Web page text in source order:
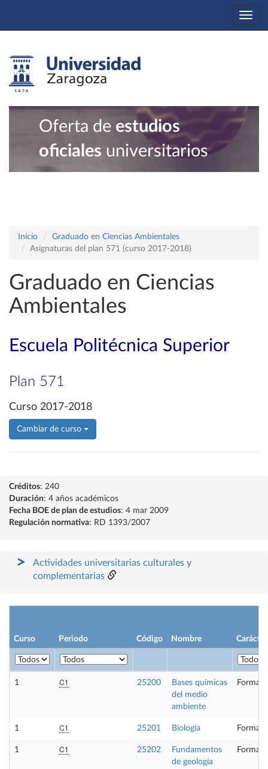
Oferta de estudios
oficiales universitarios
Inicio
Graduado en Ciencias Ambientales
Asignaturas del plan 571 (curso 2017-2018)
Graduado en Ciencias
Ambientales
Escuela Politécnica Superior
Plan 571
Curso 2017-2018
Cambiar de curso
Créditos: 240
Duración: 4 años académicos
Fecha BOE de plan de estudios: 4 mar 2009
Regulación normativa: RD 1393/2007
Actividades universitarias culturales y
complementarias
Curso Periodo Código Nombre Carácter
1 C1 25200
Bases químicas
del medio
ambiente
1 C1 25201 Biología
1 C1 25202
Fundamentos
de geología